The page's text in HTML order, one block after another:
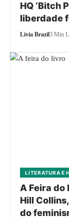
HQ ‘Bitch
liberdade
Livia Brazil3 Min
LITERATURA E
A Feira do
Hill
do